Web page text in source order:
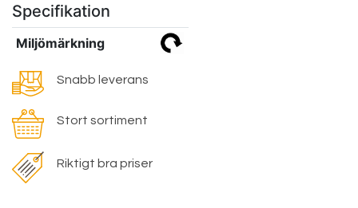
Specifikation
Miljömärkning
Snabb leverans
Stort sortiment
Riktigt bra priser